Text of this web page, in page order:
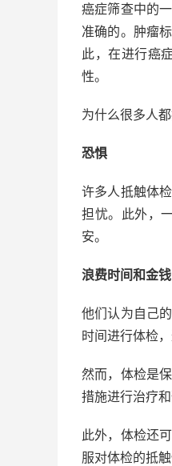
癌症筛查中的
准确的。肿瘤
此，在进行癌
性。
为什么很多人都
恐惧
许多人抵触体
担忧。此外，
安。
浪费时间和金钱
他们认为自己
时间进行体检
然而，体检是
措施进行治疗和
此外，体检还
服对体检的抵